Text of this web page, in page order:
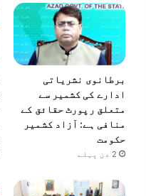
برطانوی نشریاتی
ادارے کی کشمیر سے
متعلق رپورٹ حقائق کے
منافی ہے: آزاد کشمیر
حکومت
2 دن پہلے